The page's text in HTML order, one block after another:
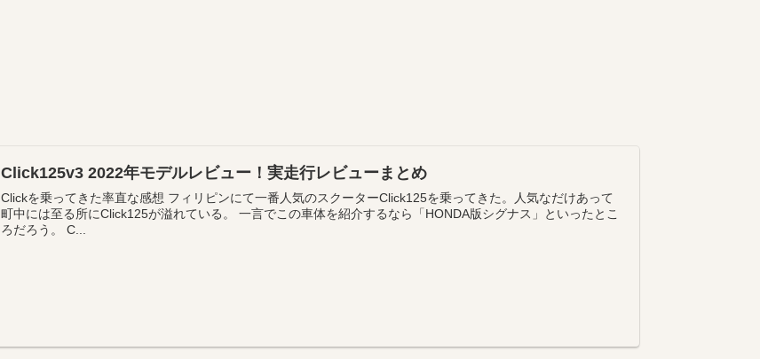
Click125v3 2022年モデルレビュー！実走行レビューまとめ
Clickを乗ってきた率直な感想 フィリピンにて一番人気のスクーターClick125を乗ってきた。人気なだけあって
町中には至る所にClick125が溢れている。 一言でこの車体を紹介するなら「HONDA版シグナス」といったとこ
ろだろう。 C...